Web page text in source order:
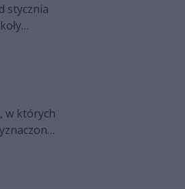
stycznia
w których